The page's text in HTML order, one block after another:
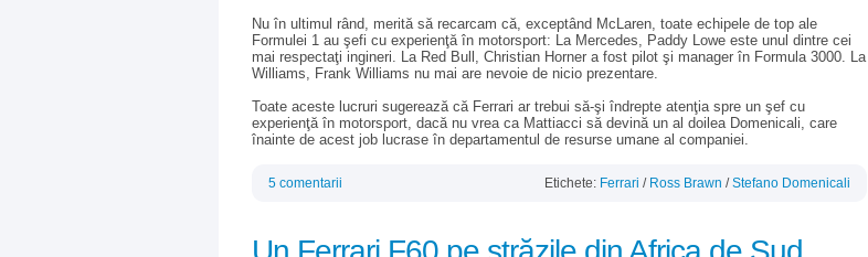
Nu în ultimul rând, merită să recarcam că, exceptând McLaren, toate echipele de top ale
Formulei 1 au şefi cu experienţă în motorsport: La Mercedes, Paddy Lowe este unul dintre cei
mai respectaţi ingineri. La Red Bull, Christian Horner a fost pilot şi manager în Formula 3000. La
Williams, Frank Williams nu mai are nevoie de nicio prezentare.
Toate aceste lucruri sugerează că Ferrari ar trebui să-şi îndrepte atenţia spre un şef cu
experienţă în motorsport, dacă nu vrea ca Mattiacci să devină un al doilea Domenicali, care
înainte de acest job lucrase în departamentul de resurse umane al companiei.
5 comentarii Etichete: Ferrari / Ross Brawn /Stefano Domenicali